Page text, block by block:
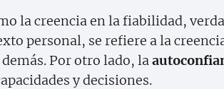
la creencia en la fiabilidad,
personal, se refiere a la
Por otro lado, la
y decisiones.